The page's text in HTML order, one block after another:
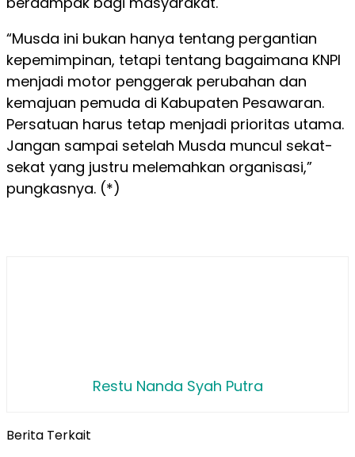
“Musda ini bukan hanya tentang pergantian
kepemimpinan, tetapi tentang bagaimana KNPI
menjadi motor penggerak perubahan dan
kemajuan pemuda di Kabupaten Pesawaran.
Persatuan harus tetap menjadi prioritas utama.
Jangan sampai setelah Musda muncul sekat-
sekat yang justru melemahkan organisasi,”
pungkasnya. (*)
Restu Nanda Syah Putra
Berita Terkait